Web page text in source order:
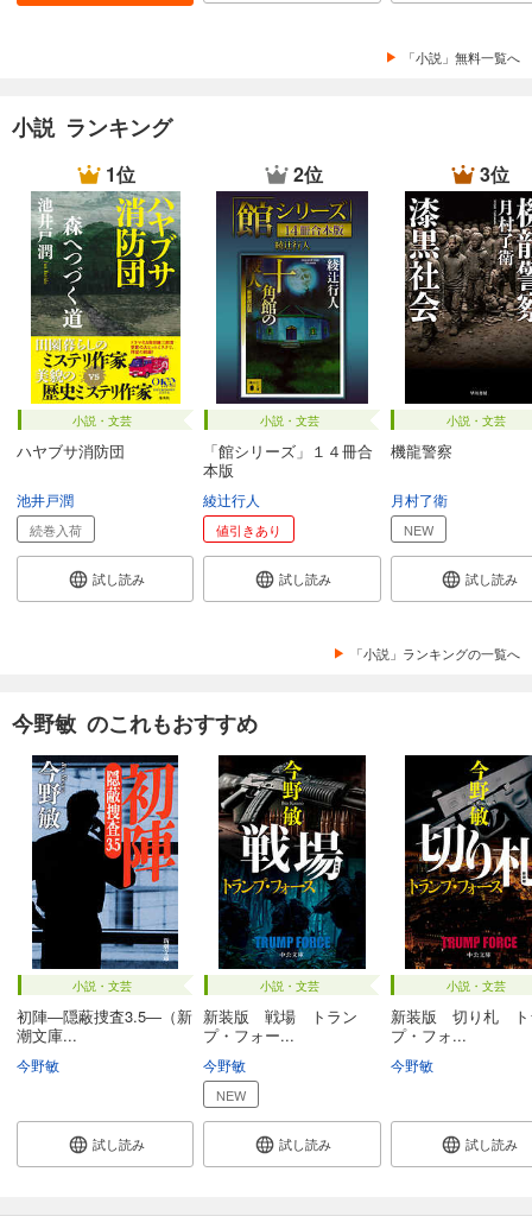
「小説」無料一覧へ
小説 ランキング
1位
小説・文芸
ハヤブサ消防団
池井戸潤
続巻入荷
試し読み
2位
小説・文芸
「館シリーズ」１４冊合
本版
綾辻行人
値引きあり
試し読み
3位
小説・文芸
機龍警察
月村了衛
NEW
試し読み
「小説」ランキングの一覧へ
今野敏 のこれもおすすめ
小説・文芸
初陣―隠蔽捜査3.5―（新
潮文庫...
今野敏
試し読み
小説・文芸
新装版 戦場 トラン
プ・フォー...
今野敏
NEW
試し読み
小説・文芸
新装版 切り札 ト
プ・フォ...
今野敏
試し読み